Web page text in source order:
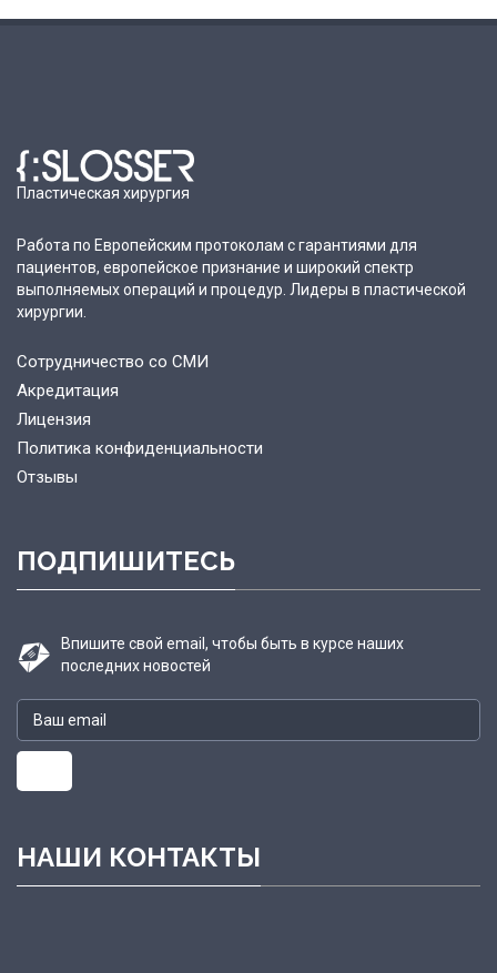
Пластическая хирургия
Работа по Европейским протоколам с гарантиями для
пациентов, европейское признание и широкий спектр
выполняемых операций и процедур. Лидеры в пластической
хирургии.
Сотрудничество со СМИ
Акредитация
Лицензия
Политика конфиденциальности
Отзывы
ПОДПИШИТЕСЬ
Впишите свой email, чтобы быть в курсе наших
последних новостей
НАШИ КОНТАКТЫ